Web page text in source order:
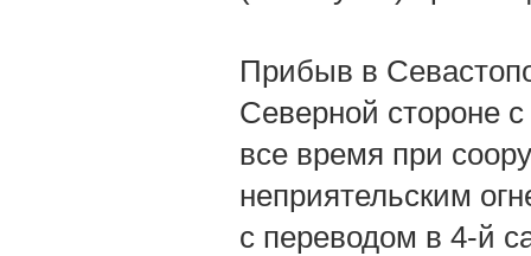
Прибыв в
Северной стороне
все время при
неприятельским
с переводом в 4-й